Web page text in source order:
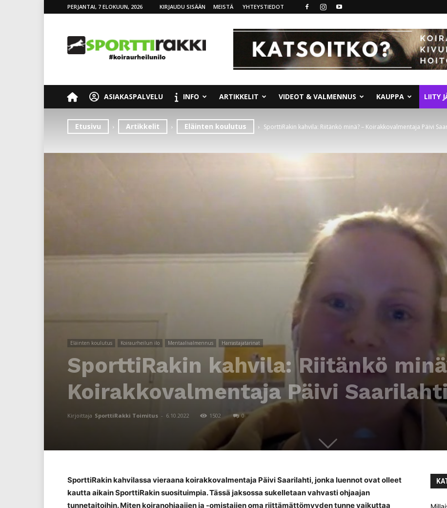
PERJANTAI, 7 ELOKUUN, 2026 KIRJAUDU SISÄÄN MEISTÄ YHTEYSTIEDOT
ASIAKASPALVELU INFO ARTIKKELIT VIDEOT & VALMENNUS KAUPPA LIITY
Etusivu Artikkelit Eläinten koulutus SporttiRakin kahvila: Riitänkö minä? – Koirakkovalmentaja Päivi
Eläinten koulutus Koiraurheilun ilo Mentaalivalmennus Harrastajatarinat
SporttiRakin kahvila: Riitänkö
Koirakkovalmentaja Päivi
Kirjoittaja SporttiRakki Toimitus - 6.10.2022 1502 0
SporttiRakin kahvilassa vieraana koirakkovalmentaja Päivi Saarilahti, jonka luennot ovat olleet
kautta aikain SporttiRakin suosituimpia. Tässä jaksossa sukelletaan vahvasti ohjaajan
tunnetaitoihin. Miten koiranohjaajien ja -omistajien oma riittämättömyyden tunne vaikuttaa